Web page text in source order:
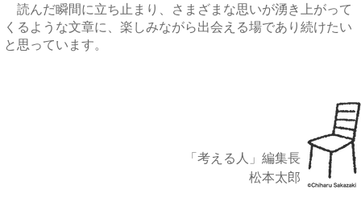
読んだ瞬間に立ち止まり、さまざまな思いが湧き上がって
くるような文章に、楽しみながら出会える場であり続けたい
と思っています。
「考える人」編集長
松本太郎